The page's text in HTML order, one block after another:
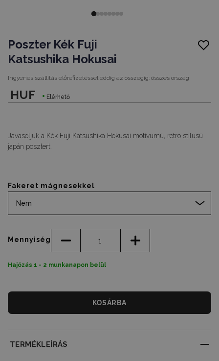
Poszter Kék Fuji
Katsushika Hokusai
Ingyenes szállítás előrefizetéssel eddig az összegig: összes ország
HUF Elérhető
Javasoljuk a Kék Fuji Katsushika Hokusai motívumú, retro stílusú
japán posztert.
Hajózás 1 - 2 munkanapon belül
Fakeret mágnesekkel
Nem
Mennyiség
KOSÁRBA
TERMÉKLEÍRÁS